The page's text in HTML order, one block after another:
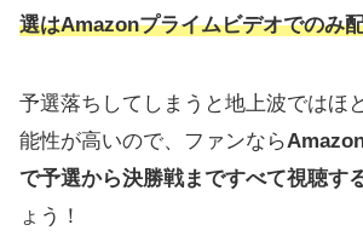
選はAmazonプライムビデオでのみ
予選落ちしてしまうと地上波ではほ
能性が高いので、ファンなら
で予選から決勝戦まですべて視聴す
ょう！